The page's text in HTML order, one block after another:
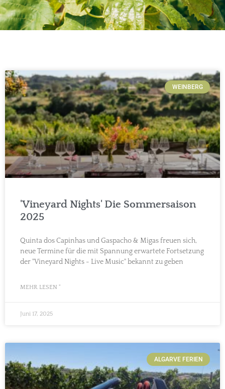
WEINBERG
'Vineyard Nights' Die Sommersaison
2025
Quinta dos Capinhas und Gaspacho & Migas freuen sich,
neue Termine für die mit Spannung erwartete Fortsetzung
der "Vineyard Nights - Live Music" bekannt zu geben
MEHR LESEN "
Juni 17, 2025
ALGARVE FERIEN